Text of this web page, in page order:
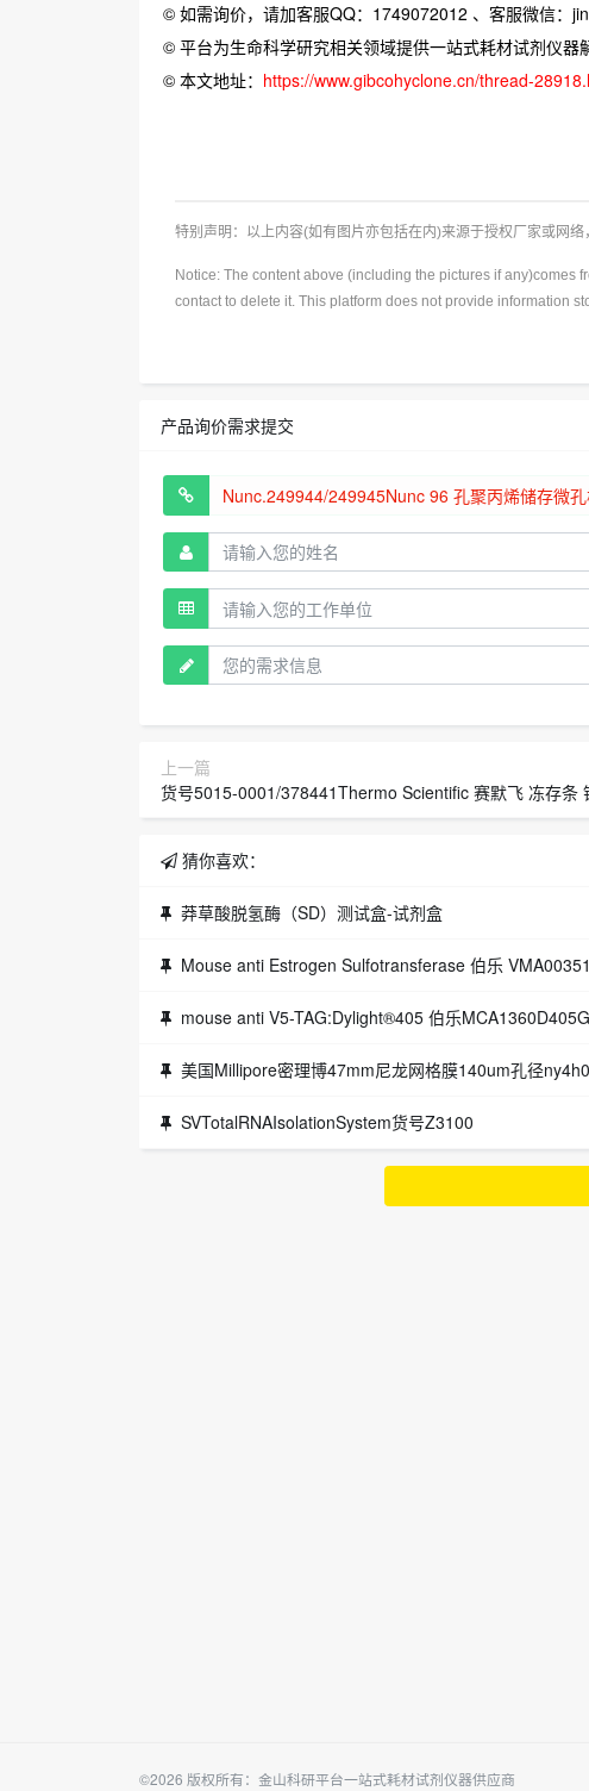
© 如需询价，请加客服QQ：1749072012 、客服微信：
© 平台为生命科学研究相关领域提供一站式耗材试剂仪器
© 本文地址： https://www.gibcohyclone.cn/thread-
特别声明：以上内容(如有图片亦包括在内)来源于授权厂家或网
Notice: The content above (including the pictures if any)comes
contact to delete it. This platform does not provide information
产品询价需求提交
上一篇
货号5015-0001/378441Thermo Scientific 赛默飞 冻存条
猜你喜欢：
莽草酸脱氢酶（SD）测试盒-试剂盒
Mouse anti Estrogen Sulfotransferase 伯乐
mouse anti V5-TAG:Dylight®405 伯乐
美国Millipore密理博47mm尼龙网格膜140um孔径
SVTotalRNAIsolationSystem货号Z3100
©2026 版权所有：金山科研平台一站式耗材试剂仪器供应商